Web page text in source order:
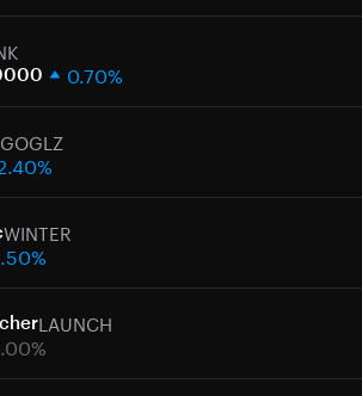
mercado0.70%
mercado
GOGLZ
mercado
WINTER
mercado
LAUNCH